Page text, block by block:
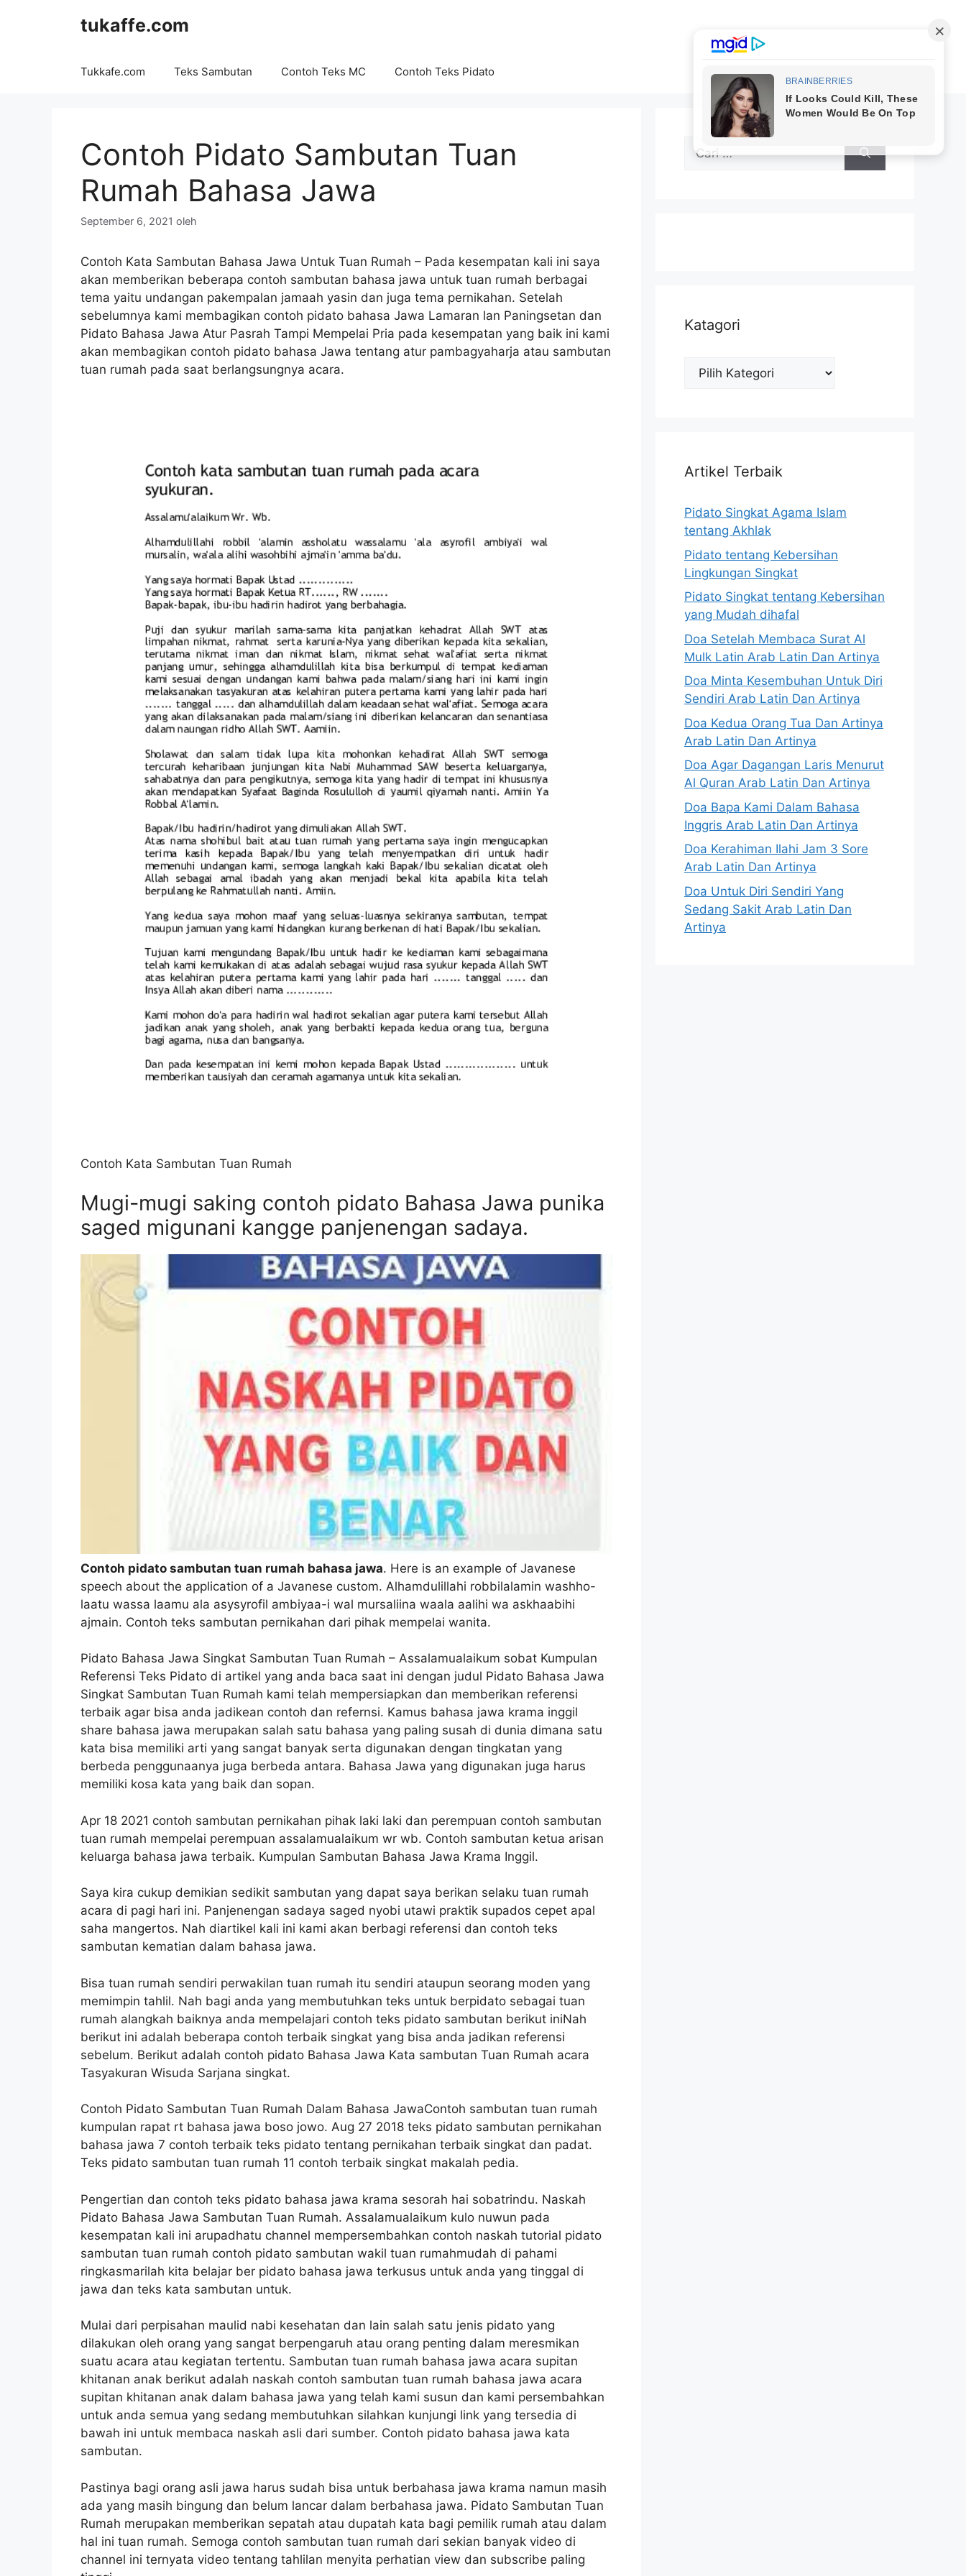
tukaffe.com
Tukkafe.com Teks Sambutan Contoh Teks MC Contoh Teks Pidato
Contoh Pidato Sambutan Tuan
Rumah Bahasa Jawa
September 6, 2021 oleh
Contoh Kata Sambutan Bahasa Jawa Untuk Tuan Rumah – Pada kesempatan kali ini saya
akan memberikan beberapa contoh sambutan bahasa jawa untuk tuan rumah berbagai
tema yaitu undangan pakempalan jamaah yasin dan juga tema pernikahan. Setelah
sebelumnya kami membagikan contoh pidato bahasa Jawa Lamaran lan Paningsetan dan
Pidato Bahasa Jawa Atur Pasrah Tampi Mempelai Pria pada kesempatan yang baik ini kami
akan membagikan contoh pidato bahasa Jawa tentang atur pambagyaharja atau sambutan
tuan rumah pada saat berlangsungnya acara.
Contoh Kata Sambutan Tuan Rumah
Mugi-mugi saking contoh pidato Bahasa Jawa punika
saged migunani kangge panjenengan sadaya.
Contoh pidato sambutan tuan rumah bahasa jawa. Here is an example of Javanese
speech about the application of a Javanese custom. Alhamdulillahi robbilalamin washho-
laatu wassa laamu ala asysyrofil ambiyaa-i wal mursaliina waala aalihi wa askhaabihi
ajmain. Contoh teks sambutan pernikahan dari pihak mempelai wanita.
Pidato Bahasa Jawa Singkat Sambutan Tuan Rumah – Assalamualaikum sobat Kumpulan
Referensi Teks Pidato di artikel yang anda baca saat ini dengan judul Pidato Bahasa Jawa
Singkat Sambutan Tuan Rumah kami telah mempersiapkan dan memberikan referensi
terbaik agar bisa anda jadikean contoh dan refernsi. Kamus bahasa jawa krama inggil
share bahasa jawa merupakan salah satu bahasa yang paling susah di dunia dimana satu
kata bisa memiliki arti yang sangat banyak serta digunakan dengan tingkatan yang
berbeda penggunaanya juga berbeda antara. Bahasa Jawa yang digunakan juga harus
memiliki kosa kata yang baik dan sopan.
Apr 18 2021 contoh sambutan pernikahan pihak laki laki dan perempuan contoh sambutan
tuan rumah mempelai perempuan assalamualaikum wr wb. Contoh sambutan ketua arisan
keluarga bahasa jawa terbaik. Kumpulan Sambutan Bahasa Jawa Krama Inggil.
Saya kira cukup demikian sedikit sambutan yang dapat saya berikan selaku tuan rumah
acara di pagi hari ini. Panjenengan sadaya saged nyobi utawi praktik supados cepet apal
saha mangertos. Nah diartikel kali ini kami akan berbagi referensi dan contoh teks
sambutan kematian dalam bahasa jawa.
Bisa tuan rumah sendiri perwakilan tuan rumah itu sendiri ataupun seorang moden yang
memimpin tahlil. Nah bagi anda yang membutuhkan teks untuk berpidato sebagai tuan
rumah alangkah baiknya anda mempelajari contoh teks pidato sambutan berikut iniNah
berikut ini adalah beberapa contoh terbaik singkat yang bisa anda jadikan referensi
sebelum. Berikut adalah contoh pidato Bahasa Jawa Kata sambutan Tuan Rumah acara
Tasyakuran Wisuda Sarjana singkat.
Contoh Pidato Sambutan Tuan Rumah Dalam Bahasa JawaContoh sambutan tuan rumah
kumpulan rapat rt bahasa jawa boso jowo. Aug 27 2018 teks pidato sambutan pernikahan
bahasa jawa 7 contoh terbaik teks pidato tentang pernikahan terbaik singkat dan padat.
Teks pidato sambutan tuan rumah 11 contoh terbaik singkat makalah pedia.
Pengertian dan contoh teks pidato bahasa jawa krama sesorah hai sobatrindu. Naskah
Pidato Bahasa Jawa Sambutan Tuan Rumah. Assalamualaikum kulo nuwun pada
kesempatan kali ini arupadhatu channel mempersembahkan contoh naskah tutorial pidato
sambutan tuan rumah contoh pidato sambutan wakil tuan rumahmudah di pahami
ringkasmarilah kita belajar ber pidato bahasa jawa terkusus untuk anda yang tinggal di
jawa dan teks kata sambutan untuk.
Mulai dari perpisahan maulid nabi kesehatan dan lain salah satu jenis pidato yang
dilakukan oleh orang yang sangat berpengaruh atau orang penting dalam meresmikan
suatu acara atau kegiatan tertentu. Sambutan tuan rumah bahasa jawa acara supitan
khitanan anak berikut adalah naskah contoh sambutan tuan rumah bahasa jawa acara
supitan khitanan anak dalam bahasa jawa yang telah kami susun dan kami persembahkan
untuk anda semua yang sedang membutuhkan silahkan kunjungi link yang tersedia di
bawah ini untuk membaca naskah asli dari sumber. Contoh pidato bahasa jawa kata
sambutan.
Pastinya bagi orang asli jawa harus sudah bisa untuk berbahasa jawa krama namun masih
ada yang masih bingung dan belum lancar dalam berbahasa jawa. Pidato Sambutan Tuan
Rumah merupakan memberikan sepatah atau dupatah kata bagi pemilik rumah atau dalam
hal ini tuan rumah. Semoga contoh sambutan tuan rumah dari sekian banyak video di
channel ini ternyata video tentang tahlilan menyita perhatian view dan subscribe paling
untuk:
Katagori
Katagori
Artikel Terbaik
Pidato Singkat Agama Islam
tentang Akhlak
Pidato tentang Kebersihan
Lingkungan Singkat
Pidato Singkat tentang Kebersihan
yang Mudah dihafal
Doa Setelah Membaca Surat Al
Mulk Latin Arab Latin Dan Artinya
Doa Minta Kesembuhan Untuk Diri
Sendiri Arab Latin Dan Artinya
Doa Kedua Orang Tua Dan Artinya
Arab Latin Dan Artinya
Doa Agar Dagangan Laris Menurut
Al Quran Arab Latin Dan Artinya
Doa Bapa Kami Dalam Bahasa
Inggris Arab Latin Dan Artinya
Doa Kerahiman Ilahi Jam 3 Sore
Arab Latin Dan Artinya
Doa Untuk Diri Sendiri Yang
Sedang Sakit Arab Latin Dan
Artinya